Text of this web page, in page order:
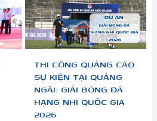
THI CÔNG QUẢNG CÁO
SỰ KIỆN TẠI QUẢNG
NGÃI: GIẢI BÓNG ĐÁ
HẠNG NHÌ QUỐC GIA
2026